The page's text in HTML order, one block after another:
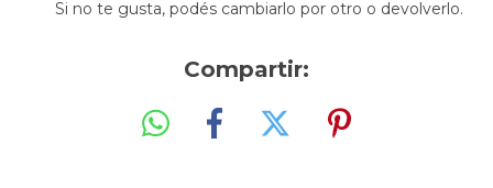
Si no te gusta, podés cambiarlo por otro o devolverlo.
Compartir: